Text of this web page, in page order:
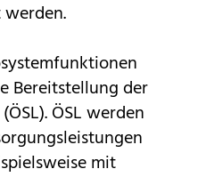
werden.
Bereitstellung der
ÖSL werden
mit